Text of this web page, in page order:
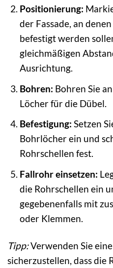
Positionierung:
der Fassade, an
befestigt werden
gleichmäßigen
Ausrichtung.
Bohren: Bohren Sie
Löcher für die Dübel.
Befestigung: Setzen
Bohrlöcher ein und
Rohrschellen fest.
Fallrohr einsetzen:
die Rohrschellen ein
gegebenenfalls mit
oder Klemmen.
Tipp:Verwenden Sie
sicherzustellen, dass die